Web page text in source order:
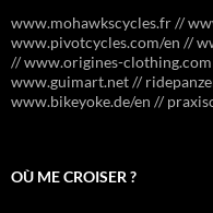
www.mohawkscycles.fr //
www.pivotcycles.com/en //
// www.origines-
www.guimart.net //
www.bikeyoke.de/en //
OÙ ME CROISER ?